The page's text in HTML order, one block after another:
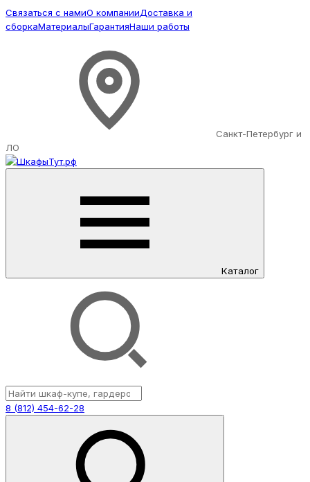
Связаться с намиО компанииДоставка и
сборкаМатериалыГарантияНаши работы
Санкт-Петербург и
ЛО
Каталог
8 (812) 454-62-28